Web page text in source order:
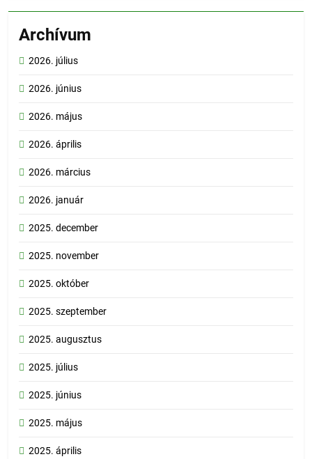
Archívum
2026. július
2026. június
2026. május
2026. április
2026. március
2026. január
2025. december
2025. november
2025. október
2025. szeptember
2025. augusztus
2025. július
2025. június
2025. május
2025. április